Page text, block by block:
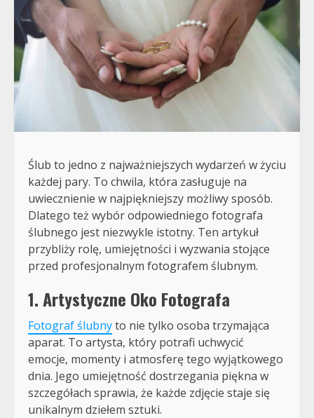
Ślub to jedno z najważniejszych wydarzeń w życiu
każdej pary. To chwila, która zasługuje na
uwiecznienie w najpiękniejszy możliwy sposób.
Dlatego też wybór odpowiedniego fotografa
ślubnego jest niezwykle istotny. Ten artykuł
przybliży rolę, umiejętności i wyzwania stojące
przed profesjonalnym fotografem ślubnym.
1. Artystyczne Oko Fotografa
Fotograf ślubnyto nie tylko osoba trzymająca
aparat. To artysta, który potrafi uchwycić
emocje, momenty i atmosferę tego wyjątkowego
dnia. Jego umiejętność dostrzegania piękna w
szczegółach sprawia, że każde zdjęcie staje się
unikalnym dziełem sztuki.